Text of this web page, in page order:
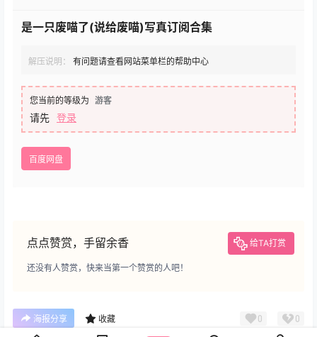
是一只废喵了(说给废喵)写真订阅合集
解压说明： 有问题请查看网站菜单栏的帮助中心
您当前的等级为 游客
请先 登录
百度网盘
点点赞赏，手留余香 给TA打赏
还没有人赞赏，快来当第一个赞赏的人吧！
海报分享 收藏 0 0